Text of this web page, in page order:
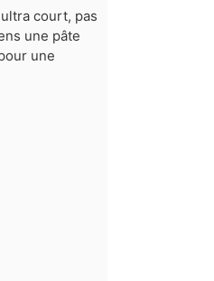
court, pas
une pâte
une